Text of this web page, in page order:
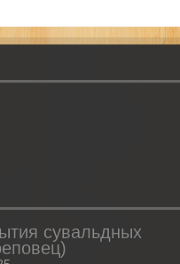
сувальдных